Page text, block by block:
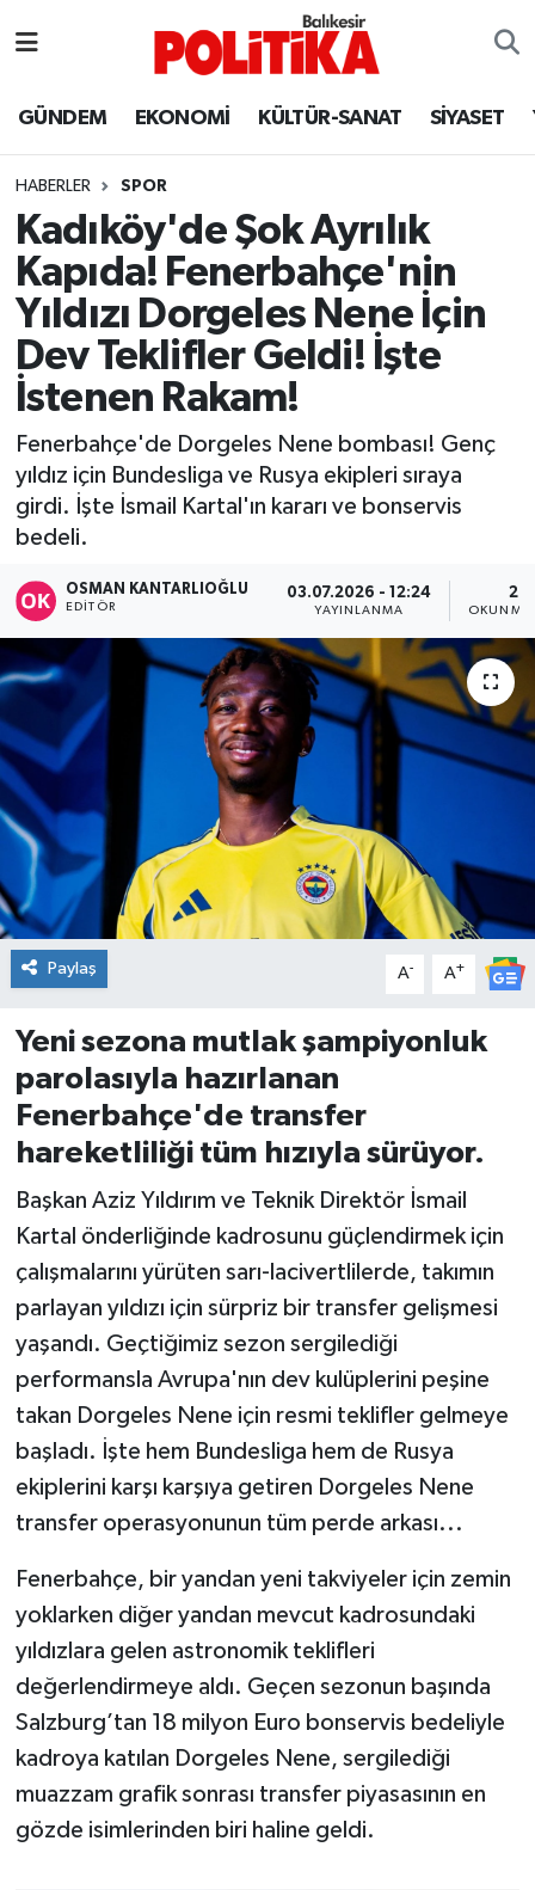
GÜNDEM EKONOMİ KÜLTÜR-SANAT SİYASET
HABERLER SPOR
Kadıköy'de Şok Ayrılık
Kapıda! Fenerbahçe'nin
Yıldızı Dorgeles Nene İçin
Dev Teklifler Geldi! İşte
İstenen Rakam!
Fenerbahçe'de Dorgeles Nene bombası! Genç
yıldız için Bundesliga ve Rusya ekipleri sıraya
girdi. İşte İsmail Kartal'ın kararı ve bonservis
bedeli.
OSMAN KANTARLIOĞLU
EDITÖR
03.07.2026 - 12:24
YAYINLANMA
2
OKUNMA
Paylaş A- A+
Yeni sezona mutlak şampiyonluk
parolasıyla hazırlanan
Fenerbahçe'de transfer
hareketliliği tüm hızıyla sürüyor.
Başkan Aziz Yıldırım ve Teknik Direktör İsmail
Kartal önderliğinde kadrosunu güçlendirmek için
çalışmalarını yürüten sarı-lacivertlilerde, takımın
parlayan yıldızı için sürpriz bir transfer gelişmesi
yaşandı. Geçtiğimiz sezon sergilediği
performansla Avrupa'nın dev kulüplerini peşine
takan Dorgeles Nene için resmi teklifler gelmeye
başladı. İşte hem Bundesliga hem de Rusya
ekiplerini karşı karşıya getiren Dorgeles Nene
transfer operasyonunun tüm perde arkası...
Fenerbahçe, bir yandan yeni takviyeler için zemin
yoklarken diğer yandan mevcut kadrosundaki
yıldızlara gelen astronomik teklifleri
değerlendirmeye aldı. Geçen sezonun başında
Salzburg’tan 18 milyon Euro bonservis bedeliyle
kadroya katılan Dorgeles Nene, sergilediği
muazzam grafik sonrası transfer piyasasının en
gözde isimlerinden biri haline geldi.
Ayvalık
Balya
Bandırma
Bigadiç
BİYOGRAFİLER
Burhaniye
ÇEVRE
DÜNYA
Dursunbey
Edremit
EĞİTİM
EKONOMİ
Erdek
Gömeç
Havran
İvrindi
KENT GÜNDEMİ
Kepsut
KÜLTÜR-SANAT
MAGAZİN
MANŞET
Manyas
OTOMOTİV
Resmi İlanlar
SAĞLIK
Savaştepe
Balıkesir Hava Durumu
Balıkesir Namaz Vakitleri
Balıkesir Trafik Yoğunluk Haritası
Süper Lig Puan Durumu ve Fikstür
Tüm Manşetler
Son Dakika Haberleri
Haber Arşivi